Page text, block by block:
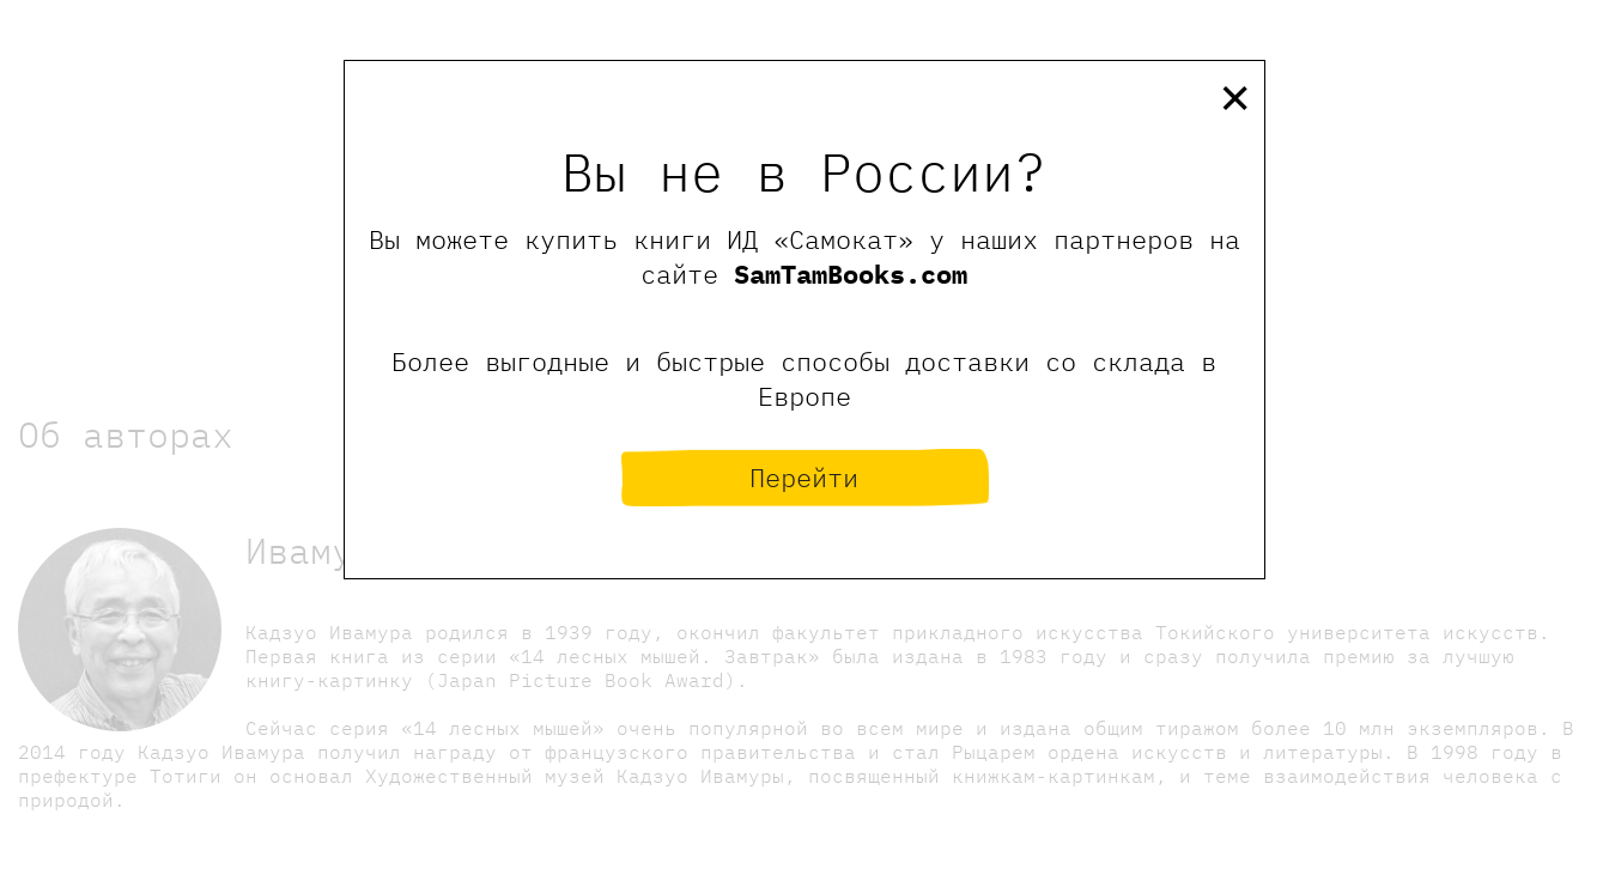
Вы не в России?
Вы можете купить книги ИД «Самокат» у наших партнеров на
сайтеSamTamBooks.com
Более выгодные и быстрые способы доставки со склада в
Европе
Перейти
×
Об авторах
Ивамура Кадзуо
Кадзуо Ивамура родился в 1939 году, окончил факультет прикладного искусства Токийского университета искусств.
Первая книга из серии «14 лесных мышей. Завтрак» была издана в 1983 году и сразу получила премию за лучшую
книгу-картинку (Japan Picture Book Award).
Сейчас серия «14 лесных мышей» очень популярной во всем мире и издана общим тиражом более 10 млн экземпляров. В
2014 году Кадзуо Ивамура получил награду от французского правительства и стал Рыцарем ордена искусств и литературы. В 1998 году в
префектуре Тотиги он основал Художественный музей Кадзуо Ивамуры, посвященный книжкам-картинкам, и теме взаимодействия человека с
природой.